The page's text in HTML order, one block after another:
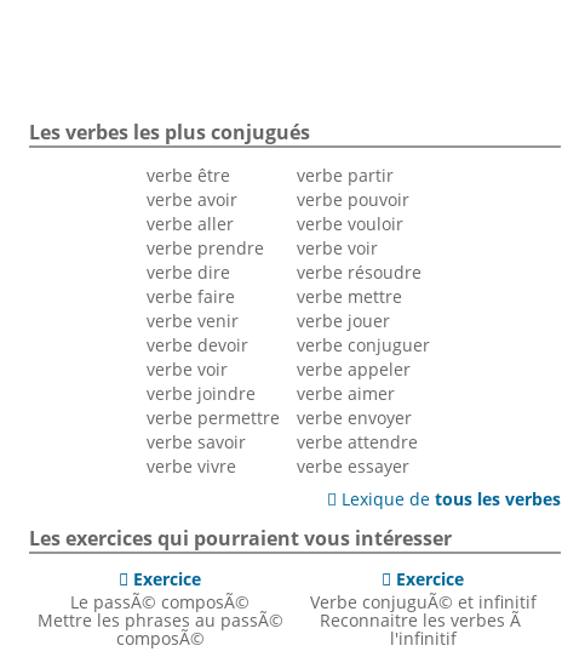
Les verbes les plus conjugués
verbe être
verbe avoir
verbe aller
verbe prendre
verbe dire
verbe faire
verbe venir
verbe devoir
verbe voir
verbe joindre
verbe permettre
verbe savoir
verbe vivre
verbe partir
verbe pouvoir
verbe vouloir
verbe voir
verbe résoudre
verbe mettre
verbe jouer
verbe conjuguer
verbe appeler
verbe aimer
verbe envoyer
verbe attendre
verbe essayer
 Lexique detous les verbes
Les exercices qui pourraient vous intéresser
 Exercice
Le passÃ© composÃ©
Mettre les phrases au passÃ©
composÃ©
 Exercice
Verbe conjuguÃ© et infinitif
Reconnaitre les verbes Ã
l'infinitif